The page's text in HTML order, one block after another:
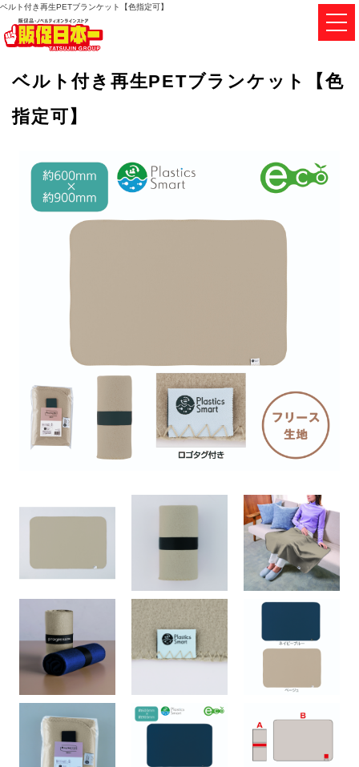
ベルト付き再生PETブランケット【色指定可】
ベルト付き再生PETブランケット【色
指定可】